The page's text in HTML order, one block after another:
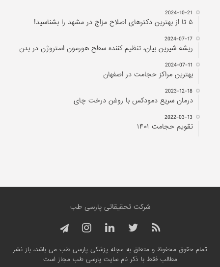
2024-10-21
۵ تا از بهترین دکتر‌های اصلاح مزاج در مشهد را بشناسید!
2024-07-17
ریشه شیرین بیان، تنظیم کننده سطح هورمون استروژن در بدن
2024-07-11
بهترین مراکز حجامت در اصفهان
2023-12-18
درمان سریع دمودکس با روغن درخت چای
2022-03-13
تقویم حجامت ۱۴۰۱
شرکت تحقیقاتی پارسی طب
تمام حقوق محفوظ و متعلق به مجله پزشکی پارسی طب می باشد، باز نشر
مطالب فقط با ذکر نام سایت پارسی طب مجاز است